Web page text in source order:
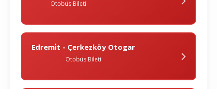
Otobüs Bileti
Edremi̇t - Çerkezköy Otogar
Otobüs Bileti